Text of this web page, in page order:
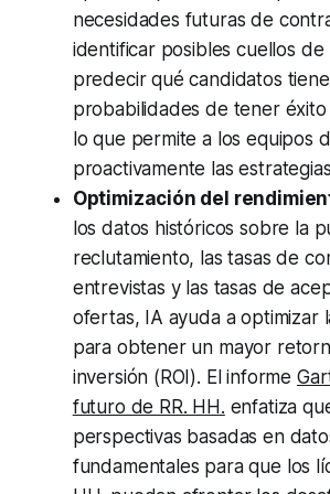
necesidades futuras de
identificar posibles cuellos
predecir qué candidatos
probabilidades de tener
lo que permite a los equipos
proactivamente las
Optimización del
los datos históricos sobre la
reclutamiento, las tasas de
entrevistas y las tasas de
ofertas, IA ayuda a optimizar
para obtener un mayor
inversión (ROI). El informe
futuro de RR. HH. enfatiza
perspectivas basadas en
fundamentales para que los